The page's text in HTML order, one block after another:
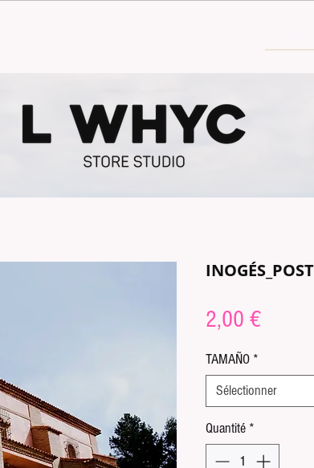
2,00 €Prix
TAMAÑO *
Sélectionner
Quantité *